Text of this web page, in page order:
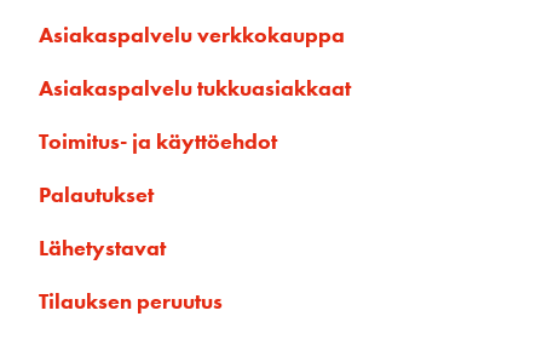
Asiakaspalvelu verkkokauppa
Asiakaspalvelu tukkuasiakkaat
Toimitus- ja käyttöehdot
Palautukset
Lähetystavat
Tilauksen peruutus